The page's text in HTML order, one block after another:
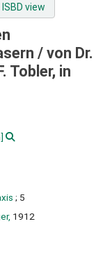
ISBD view
/ von Dr.
Tobler, in
; 5
1912